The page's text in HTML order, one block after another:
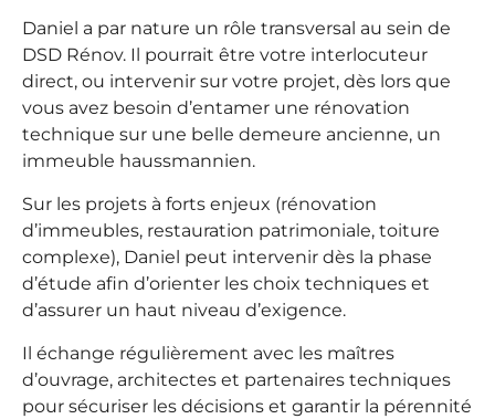
Daniel a par nature un rôle transversal au sein de
DSD Rénov. Il pourrait être votre interlocuteur
direct, ou intervenir sur votre projet, dès lors que
vous avez besoin d’entamer une rénovation
technique sur une belle demeure ancienne, un
immeuble haussmannien.
Sur les projets à forts enjeux (rénovation
d’immeubles, restauration patrimoniale, toiture
complexe), Daniel peut intervenir dès la phase
d’étude afin d’orienter les choix techniques et
d’assurer un haut niveau d’exigence.
Il échange régulièrement avec les maîtres
d’ouvrage, architectes et partenaires techniques
pour sécuriser les décisions et garantir la pérennité